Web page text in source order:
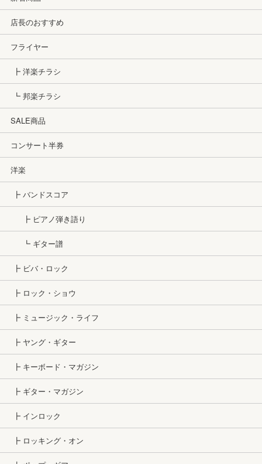
店長のおすすめ
フライヤー
┣ 洋楽チラシ
┗ 邦楽チラシ
SALE商品
コンサート半券
洋楽
┣ バンドスコア
┣ ピアノ弾き語り
┗ ギター譜
┣ ビバ・ロック
┣ ロック・ショウ
┣ ミュージック・ライフ
┣ ヤング・ギター
┣ キーボード・マガジン
┣ ギター・マガジン
┣ インロック
┣ ロッキング・オン